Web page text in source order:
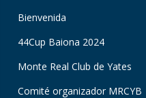
Bienvenida
44Cup Baiona 2024
Monte Real Club de Yates
Comité organizador MRCYB